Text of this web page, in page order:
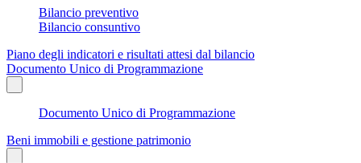
Bilancio preventivo
Bilancio consuntivo
Piano degli indicatori e risultati attesi dal bilancio
Documento Unico di Programmazione
Documento Unico di Programmazione
Beni immobili e gestione patrimonio